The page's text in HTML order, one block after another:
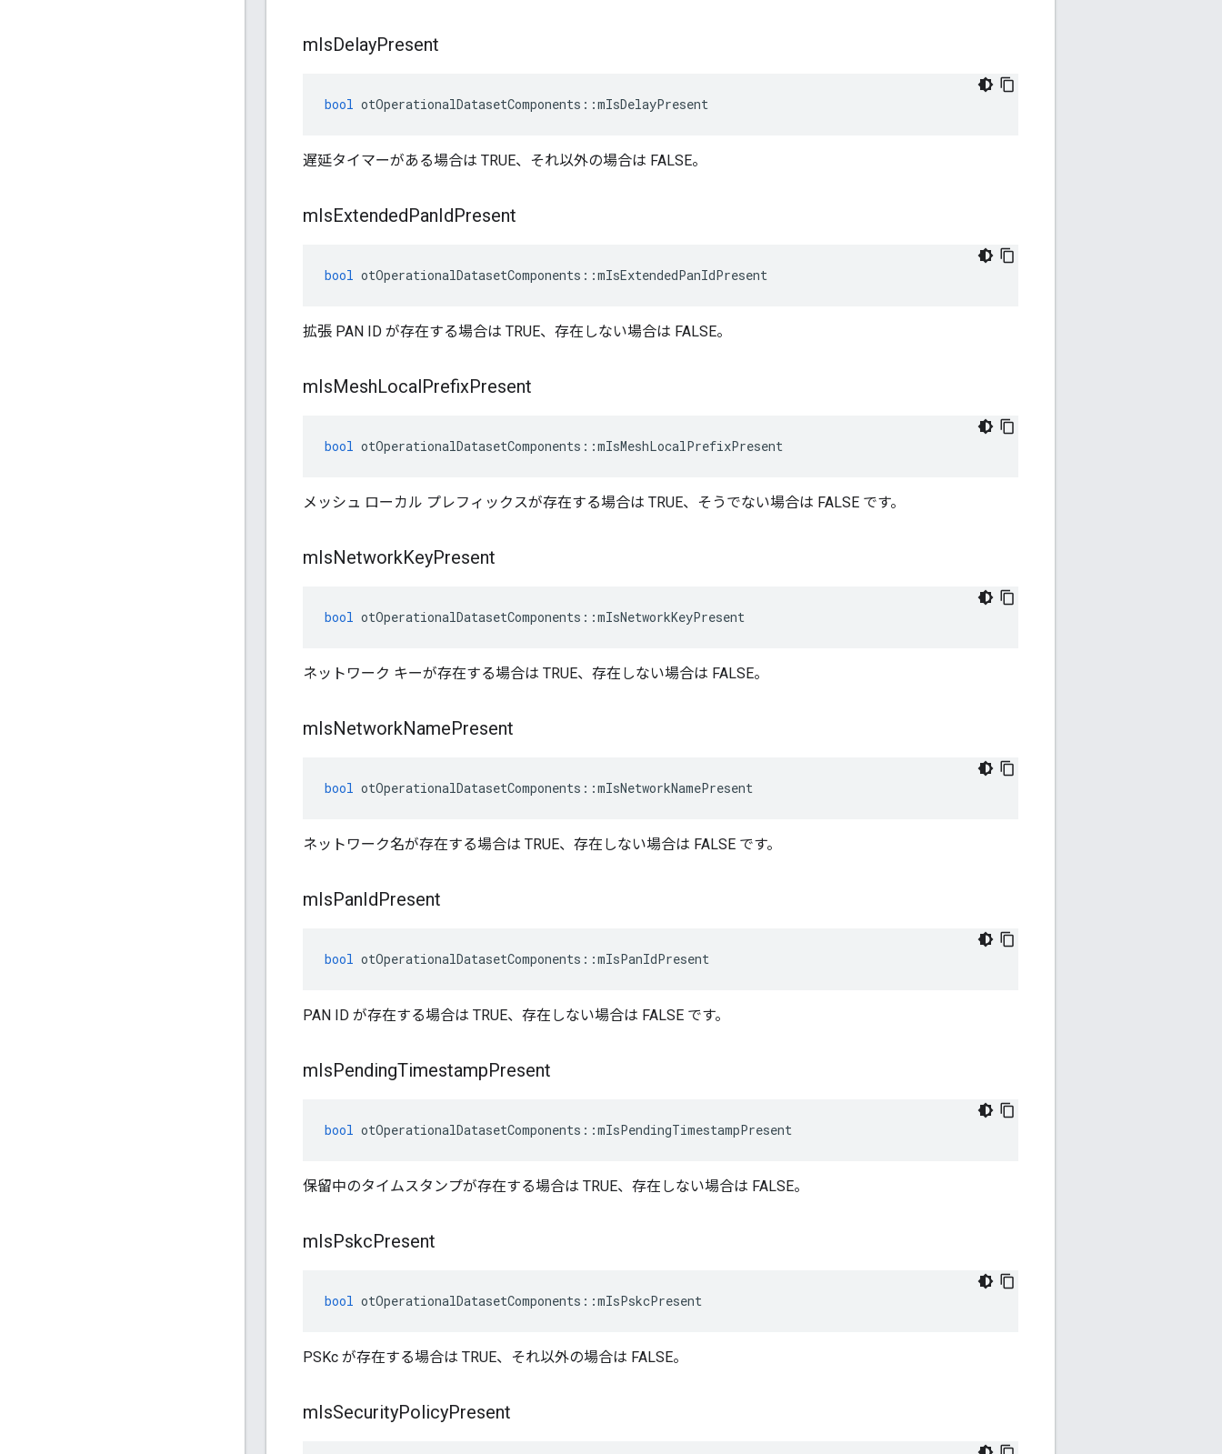
mIsDelayPresent
bool otOperationalDatasetComponents ::mIsDelayPresent
遅延タイマーがある場合は TRUE、それ以外の場合は FALSE。
mIsExtendedPanIdPresent
bool otOperationalDatasetComponents ::mIsExtendedPanIdPresent
拡張 PAN ID が存在する場合は TRUE、存在しない場合は FALSE。
mIsMeshLocalPrefixPresent
bool otOperationalDatasetComponents ::mIsMeshLocalPrefixPresent
メッシュ ローカル プレフィックスが存在する場合は TRUE、そうでない場合は FALSE です。
mIsNetworkKeyPresent
bool otOperationalDatasetComponents ::mIsNetworkKeyPresent
ネットワーク キーが存在する場合は TRUE、存在しない場合は FALSE。
mIsNetworkNamePresent
bool otOperationalDatasetComponents ::mIsNetworkNamePresent
ネットワーク名が存在する場合は TRUE、存在しない場合は FALSE です。
mIsPanIdPresent
bool otOperationalDatasetComponents ::mIsPanIdPresent
PAN ID が存在する場合は TRUE、存在しない場合は FALSE です。
mIsPendingTimestampPresent
bool otOperationalDatasetComponents ::mIsPendingTimestampPresent
保留中のタイムスタンプが存在する場合は TRUE、存在しない場合は FALSE。
mIsPskcPresent
bool otOperationalDatasetComponents ::mIsPskcPresent
PSKc が存在する場合は TRUE、それ以外の場合は FALSE。
mIsSecurityPolicyPresent